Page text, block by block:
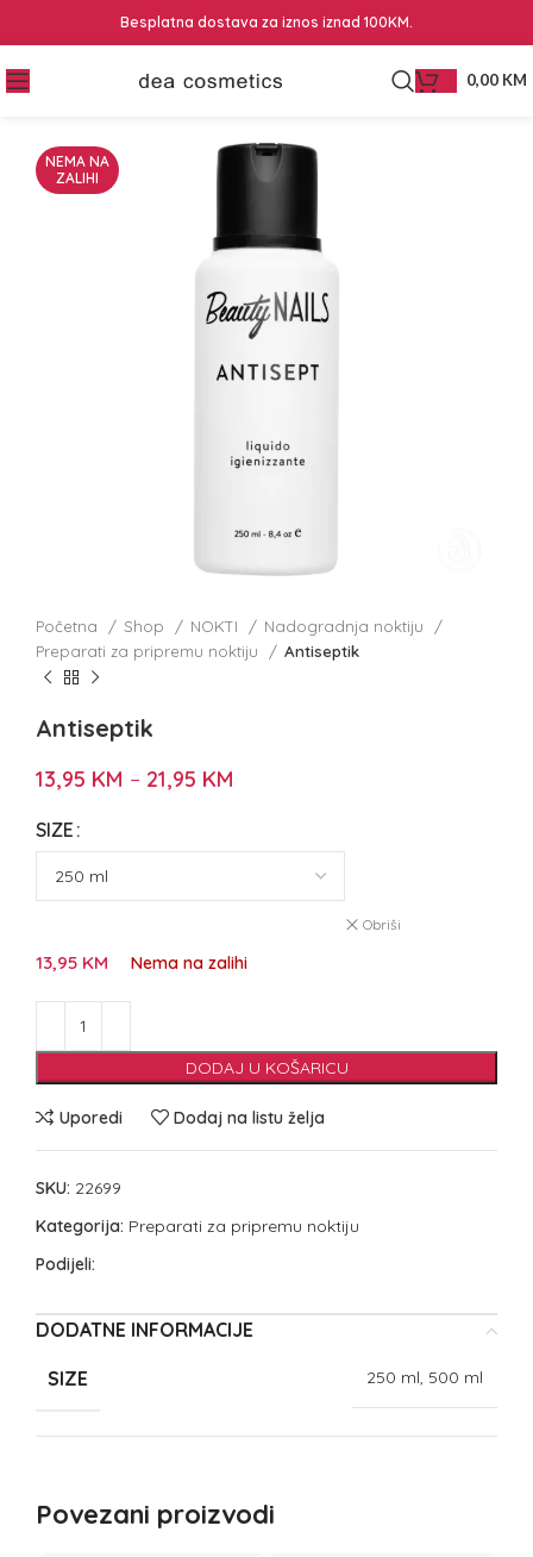
Besplatna dostava za iznos iznad 100KM.
0,00 KM
NEMA NA
ZALIHI
Početna Shop NOKTI
Nadogradnja noktiju
Preparati za pripremu noktiju
Antiseptik
Antiseptik
13,95 KM – 21,95 KM
SIZE
Obriši
13,95 KM Nema na zalihi
DODAJ U KOŠARICU
Uporedi Dodaj na listu želja
SKU: 22699
Kategorija: Preparati za pripremu noktiju
Podijeli:
DODATNE INFORMACIJE
SIZE 250 ml, 500 ml
Povezani proizvodi